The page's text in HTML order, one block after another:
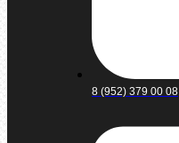
8 (952) 379 00 08